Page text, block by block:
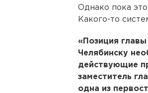
Однако пока
Какого-то
«Позиция
Челябинску
действующие
заместитель
одна из